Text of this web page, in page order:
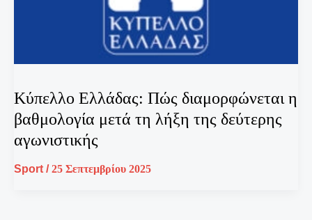
Κύπελλο Ελλάδας: Πώς διαμορφώνεται η
βαθμολογία μετά τη λήξη της δεύτερης
αγωνιστικής
Sport /25 Σεπτεμβρίου 2025